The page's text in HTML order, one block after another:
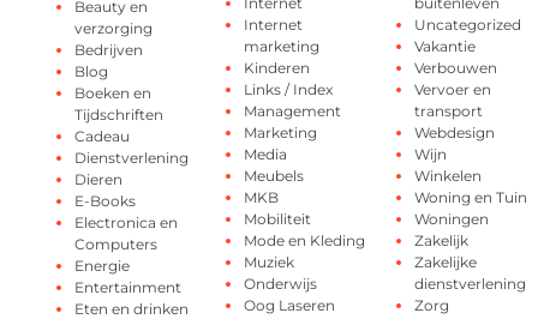
Beauty en
verzorging
Bedrijven
Blog
Boeken en
Tijdschriften
Cadeau
Dienstverlening
Dieren
E-Books
Electronica en
Computers
Energie
Entertainment
Eten en drinken
Internet
marketing
Kinderen
Links / Index
Management
Marketing
Media
Meubels
MKB
Mobiliteit
Mode en Kleding
Muziek
Onderwijs
Oog Laseren
Uncategorized
Vakantie
Verbouwen
Vervoer en
transport
Webdesign
Wijn
Winkelen
Woning en Tuin
Woningen
Zakelijk
Zakelijke
dienstverlening
Zorg